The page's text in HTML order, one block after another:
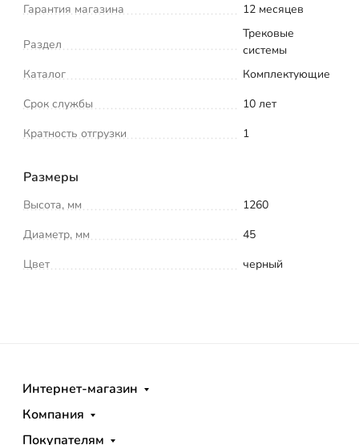
Гарантия магазина
12 месяцев
Раздел
Трековые
системы
Каталог
Комплектующие
Срок службы
10 лет
Кратность отгрузки
1
Размеры
Высота, мм
1260
Диаметр, мм
45
Цвет
черный
Интернет-магазин
Компания
Покупателям